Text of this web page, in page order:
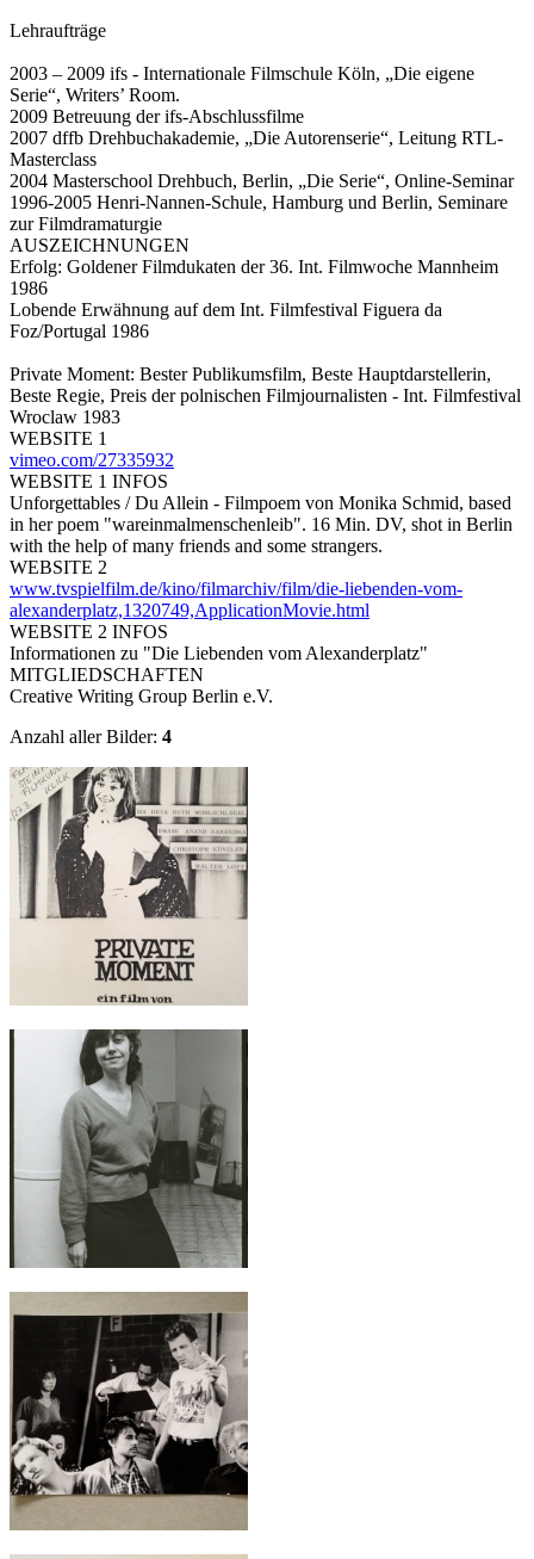
Lehraufträge
2003 – 2009 ifs - Internationale Filmschule Köln, „Die eigene
Serie“, Writers’ Room.
2009 Betreuung der ifs-Abschlussfilme
2007 dffb Drehbuchakademie, „Die Autorenserie“, Leitung RTL-
Masterclass
2004 Masterschool Drehbuch, Berlin, „Die Serie“, Online-Seminar
1996-2005 Henri-Nannen-Schule, Hamburg und Berlin, Seminare
zur Filmdramaturgie
AUSZEICHNUNGEN
Erfolg: Goldener Filmdukaten der 36. Int. Filmwoche Mannheim
1986
Lobende Erwähnung auf dem Int. Filmfestival Figuera da
Foz/Portugal 1986
Private Moment: Bester Publikumsfilm, Beste Hauptdarstellerin,
Beste Regie, Preis der polnischen Filmjournalisten - Int. Filmfestival
Wroclaw 1983
WEBSITE 1
vimeo.com/27335932
WEBSITE 1 INFOS
Unforgettables / Du Allein - Filmpoem von Monika Schmid, based
in her poem "wareinmalmenschenleib". 16 Min. DV, shot in Berlin
with the help of many friends and some strangers.
WEBSITE 2
www.tvspielfilm.de/kino/filmarchiv/film/die-liebenden-vom-
alexanderplatz,1320749,ApplicationMovie.html
WEBSITE 2 INFOS
Informationen zu "Die Liebenden vom Alexanderplatz"
MITGLIEDSCHAFTEN
Creative Writing Group Berlin e.V.
Anzahl aller Bilder: 4